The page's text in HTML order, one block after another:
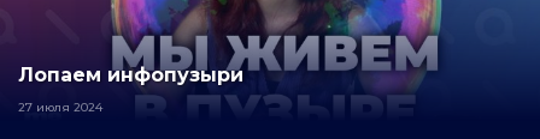
Лопаем инфопузыри
27 июля 2024